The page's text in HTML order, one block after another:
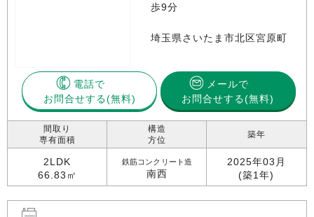
歩9分
埼玉県さいたま市北区宮原町
電話で
お問合せする
メールで
お問合せする(無料)
間取り
専有面積
2LDK
66.83㎡
構造
方位
鉄筋コンクリート造
南西
築年
2025年03月
(築1年)